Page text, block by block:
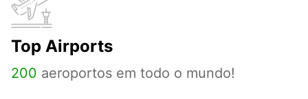
Top Airports
200 aeroportos em todo o mundo!